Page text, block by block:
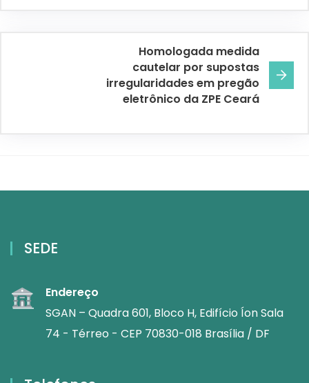
Homologada medida
cautelar por supostas
irregularidades em pregão
eletrônico da ZPE Ceará
SEDE
Endereço
SGAN – Quadra 601, Bloco H, Edifício Íon Sala
74 - Térreo - CEP 70830-018 Brasília / DF